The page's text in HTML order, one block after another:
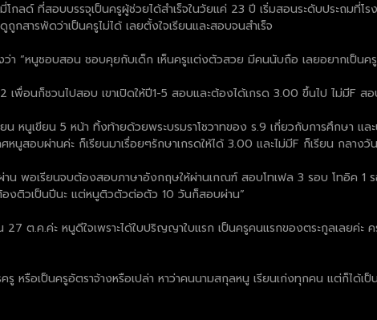
กลด์ ที่สอบบรรจุเป็นครูผู้ช่วยได้สำเร็จในวัยแค่ 23 ปี เริ่มสอนระดับประถมที่โ
กสารพัดว่าเป็นครูไม่ได้ เลยตั้งใจเรียนและสอบจนสำเร็จ
ว่า “หนูชอบสอน ชอบคุยกับเด็ก เห็นครูแต่งตัวสวย มีคนนับถือ เลยอยากเป็น
อนก็ชวนไปสอบ เขาเปิดให้ปี1-5 สอบและต้องได้เกรด 3.00 ขึ้นไป ไม่มีF ส
หนูเขียน 5 หน้า ทิ้งท้ายด้วยพระบรมราโชวาทของ ร.9 เกี่ยวกับการศึกษา แล
สอบผ่านค่ะ ก็เรียนมาเรื่อยๆรักษาเกรดให้ได้ 3.00 และไม่มีF ก็เรียน กลางวั
พอเรียนจบต้องสอบภาษาอังกฤษให้ผ่านเกณฑ์ สอบโทเฟล 3 รอบ โทอิค 1 ร
องติวเป็นปีนะ แต่หนูติวตัวต่อตัว 10 วันก็สอบผ่าน”
27 ต.ค.ค่ะ หนูดีใจเพราะได้ใบปริญญาใบแรก เป็นครูคนแรกของตระกูลเลยค่
รู หรือเป็นครูอัตราจ้างหรือเปล่า หาว่าคนนามสกุลหนู เรียนเก่งทุกคน แต่ก็ได้